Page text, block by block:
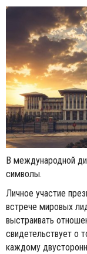
В международной
символы.
Личное участие
встрече мировых
выстраивать
свидетельствует о
каждому